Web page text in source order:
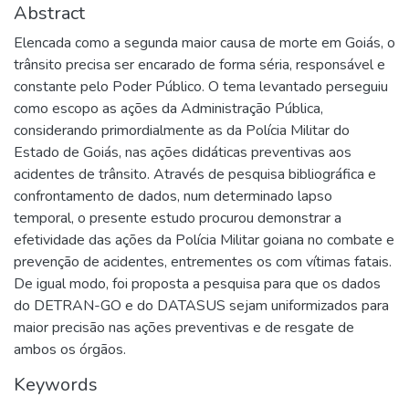
Abstract
Elencada como a segunda maior causa de morte em Goiás, o
trânsito precisa ser encarado de forma séria, responsável e
constante pelo Poder Público. O tema levantado perseguiu
como escopo as ações da Administração Pública,
considerando primordialmente as da Polícia Militar do
Estado de Goiás, nas ações didáticas preventivas aos
acidentes de trânsito. Através de pesquisa bibliográfica e
confrontamento de dados, num determinado lapso
temporal, o presente estudo procurou demonstrar a
efetividade das ações da Polícia Militar goiana no combate e
prevenção de acidentes, entrementes os com vítimas fatais.
De igual modo, foi proposta a pesquisa para que os dados
do DETRAN-GO e do DATASUS sejam uniformizados para
maior precisão nas ações preventivas e de resgate de
ambos os órgãos.
Keywords